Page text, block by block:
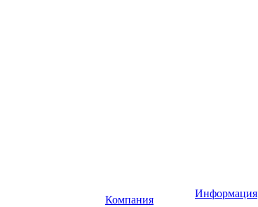
Компания
Информация